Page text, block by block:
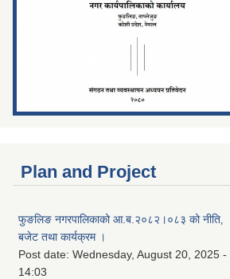
Plan and Project
फुङलिङ नगरपालिकाको आ.ब.२०८२।०८३ को नीति‚
बजेट तथा कार्यक्रम ।
Post date: Wednesday, August 20, 2025 -
14:03